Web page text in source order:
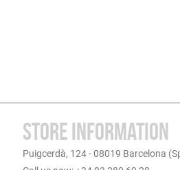
STORE INFORMATION
Puigcerdà, 124 - 08019 Barcelona